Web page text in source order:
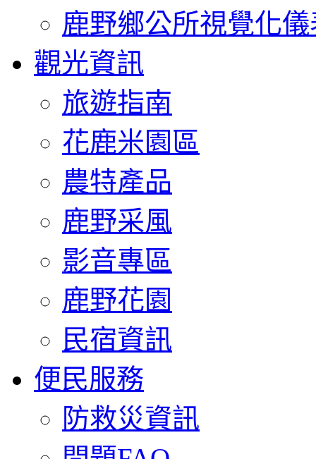
鹿野鄉公所視覺化
觀光資訊
旅遊指南
花鹿米園區
農特產品
鹿野采風
影音專區
鹿野花園
民宿資訊
便民服務
防救災資訊